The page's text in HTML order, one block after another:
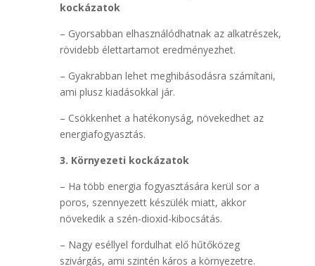
kockázatok
– Gyorsabban elhasználódhatnak az alkatrészek,
rövidebb élettartamot eredményezhet.
– Gyakrabban lehet meghibásodásra számítani,
ami plusz kiadásokkal jár.
– Csökkenhet a hatékonyság, növekedhet az
energiafogyasztás.
3. Környezeti kockázatok
– Ha több energia fogyasztására kerül sor a
poros, szennyezett készülék miatt, akkor
növekedik a szén-dioxid-kibocsátás.
– Nagy eséllyel fordulhat elő hűtőközeg
szivárgás, ami szintén káros a környezetre.